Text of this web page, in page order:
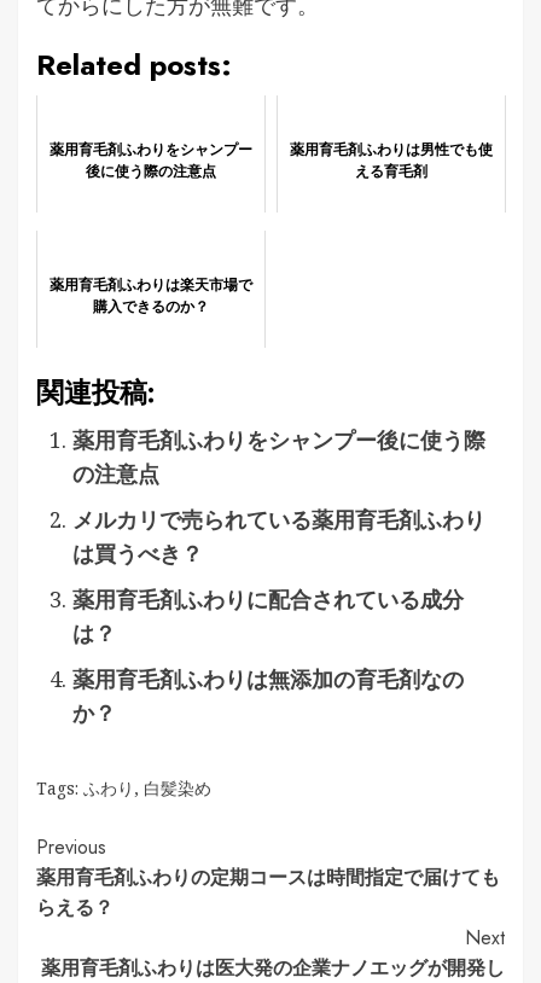
Related posts:
薬用育毛剤ふわりをシャンプー
後に使う際の注意点
薬用育毛剤ふわりは男性でも使
える育毛剤
薬用育毛剤ふわりは楽天市場で
購入できるのか？
関連投稿:
薬用育毛剤ふわりをシャンプー後に使う際
の注意点
メルカリで売られている薬用育毛剤ふわり
は買うべき？
薬用育毛剤ふわりに配合されている成分
は？
薬用育毛剤ふわりは無添加の育毛剤なの
か？
Tags: ふわり , 白髪染め
Continue
Reading
Previous
薬用育毛剤ふわりの定期コースは時間指定で届けても
らえる？
Next
薬用育毛剤ふわりは医大発の企業ナノエッグが開発し